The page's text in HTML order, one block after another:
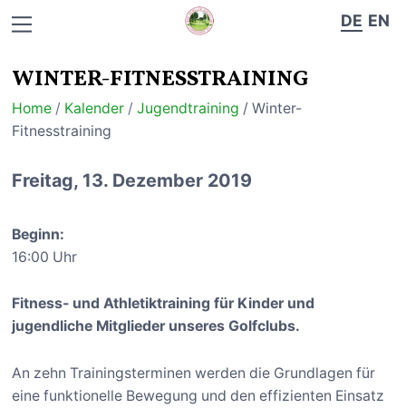
DE EN
WINTER-FITNESSTRAINING
Home / Kalender / Jugendtraining / Winter-
Fitnesstraining
Freitag, 13. Dezember 2019
Beginn:
16:00 Uhr
Fitness- und Athletiktraining für Kinder und
jugendliche Mitglieder unseres Golfclubs.
An zehn Trainingsterminen werden die Grundlagen für
eine funktionelle Bewegung und den effizienten Einsatz